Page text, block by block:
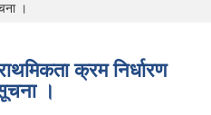
।
क्रम निर्धारण
।